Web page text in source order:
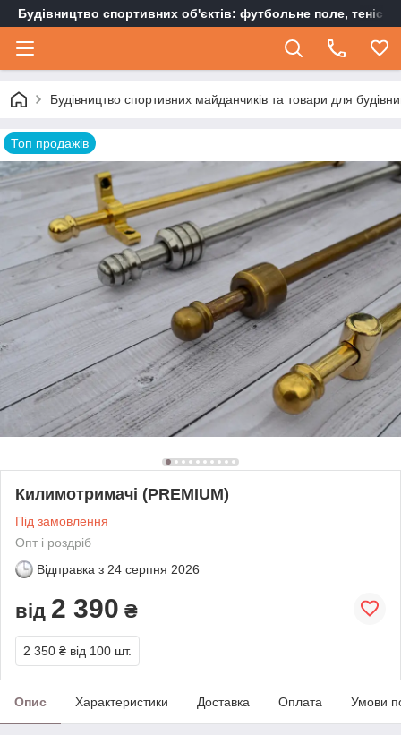
Будівництво спортивних об'єктів: футбольне поле,
Будівництво спортивних майданчиків та товари для
Топ продажів
Килимотримачі (PREMIUM)
Під замовлення
Опт і роздріб
Відправка з 24 серпня 2026
від 2 390 ₴
2 350 ₴ від 100 шт.
Опис Характеристики Доставка Оплата Умови